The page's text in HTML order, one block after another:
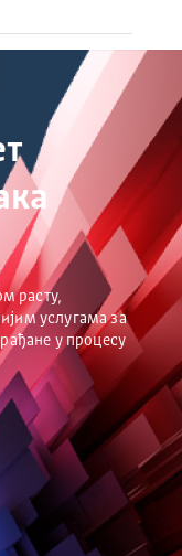
расту,
услугама за
у процесу